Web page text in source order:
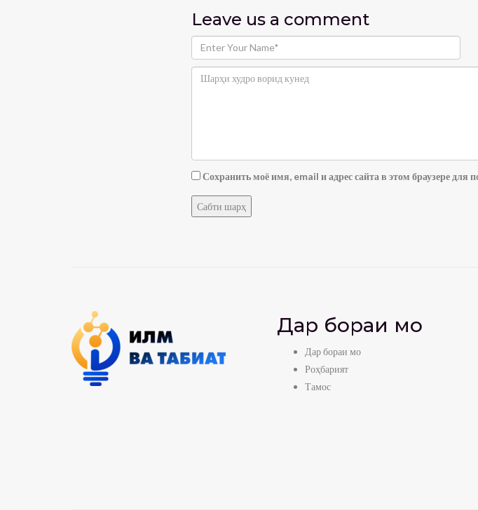
Leave us a comment
Сохранить моё имя, email и адрес сайта в этом браузере
Дар бораи мо
Дар бораи мо
Роҳбарият
Тамос